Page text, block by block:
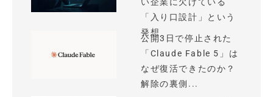
い企業に欠けている
「入り口設計」という
発想
公開3日で停止された
「Claude Fable 5」は
なぜ復活できたのか？
解除の裏側...